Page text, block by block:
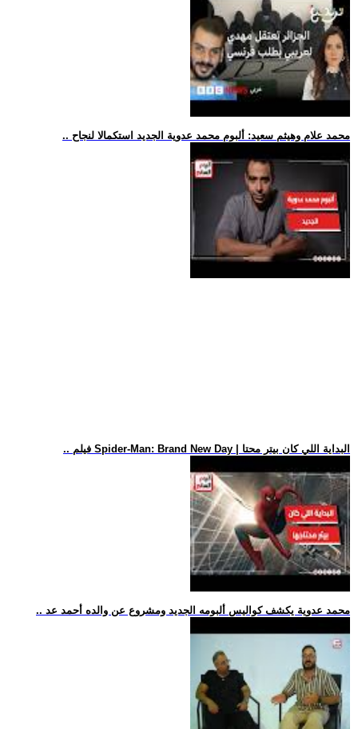
.. محمد علام وهيثم سعيد: ألبوم محمد عدوية الجديد استكمالا لنجاح
.. فيلم Spider-Man: Brand New Day | البداية اللي كان بيتر محتا
.. محمد عدوية يكشف كواليس ألبومه الجديد ومشروع عن والده أحمد عد